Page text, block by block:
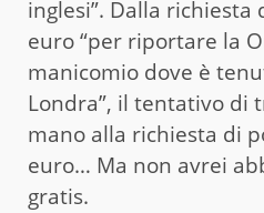
inglesi”. Dalla
euro “per riportare la
manicomio dove è
Londra”, il tentativo di
mano alla richiesta di
euro… Ma non avrei
gratis.